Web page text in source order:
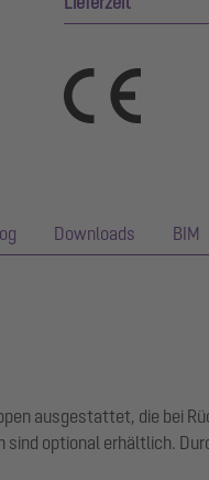
Downloads BIM
ausgestattet, die bei
optional erhältlich.